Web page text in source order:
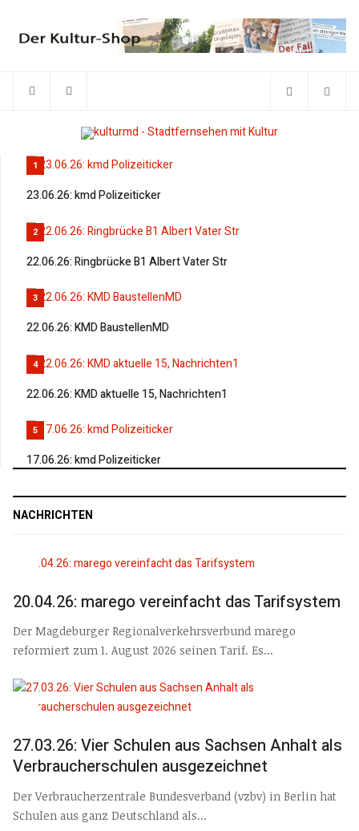
1
23.06.26: kmd Polizeiticker
2
22.06.26: Ringbrücke B1 Albert Vater Str
3
22.06.26: KMD BaustellenMD
4
22.06.26: KMD aktuelle 15, Nachrichten1
5
17.06.26: kmd Polizeiticker
NACHRICHTEN
20.04.26: marego vereinfacht das Tarifsystem
Der Magdeburger Regionalverkehrsverbund marego
reformiert zum 1. August 2026 seinen Tarif. Es...
27.03.26: Vier Schulen aus Sachsen Anhalt als
Verbraucherschulen ausgezeichnet
Der Verbraucherzentrale Bundesverband (vzbv) in Berlin hat
Schulen aus ganz Deutschland als...